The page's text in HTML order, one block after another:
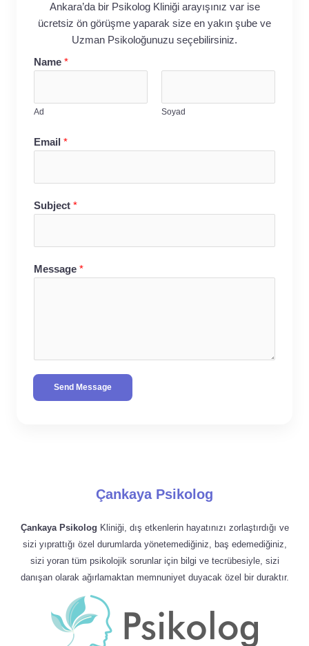
Ankara’da bir Psikolog Kliniği arayışınız var ise
ücretsiz ön görüşme yaparak size en yakın şube ve
Uzman Psikoloğunuzu seçebilirsiniz.
Name *
Ad Soyad
Email *
Subject *
Message *
Send Message
Çankaya Psikolog
Çankaya Psikolog Kliniği, dış etkenlerin hayatınızı zorlaştırdığı ve
sizi yıprattığı özel durumlarda yönetemediğiniz, baş edemediğiniz,
sizi yoran tüm psikolojik sorunlar için bilgi ve tecrübesiyle, sizi
danışan olarak ağırlamaktan memnuniyet duyacak özel bir duraktır.